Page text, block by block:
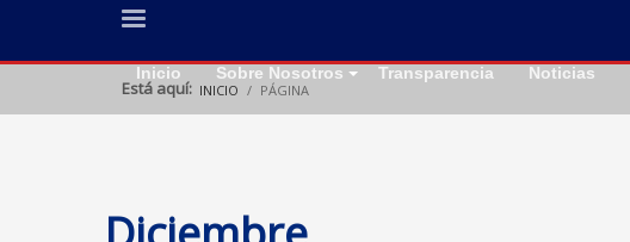
Inicio Sobre Nosotros Transparencia Noticias
Está aquí: INICIO PÁGINA